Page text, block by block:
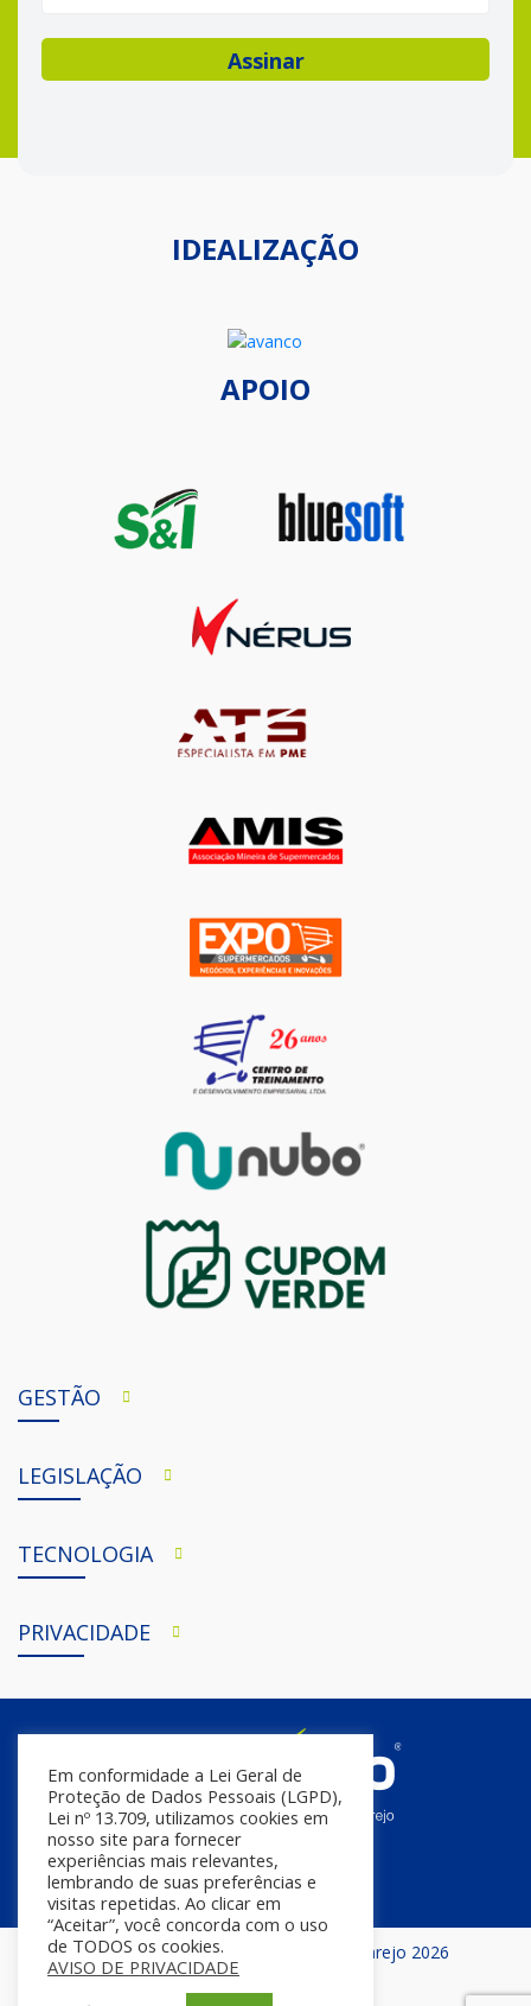
IDEALIZAÇÃO
APOIO
GESTÃO
LEGISLAÇÃO
TECNOLOGIA
PRIVACIDADE
Todos os direitos reservados | InfoVarejo 2026
Em conformidade a Lei Geral de
Proteção de Dados Pessoais (LGPD),
Lei nº 13.709, utilizamos cookies em
nosso site para fornecer
experiências mais relevantes,
lembrando de suas preferências e
visitas repetidas. Ao clicar em
“Aceitar”, você concorda com o uso
de TODOS os cookies.
AVISO DE PRIVACIDADE